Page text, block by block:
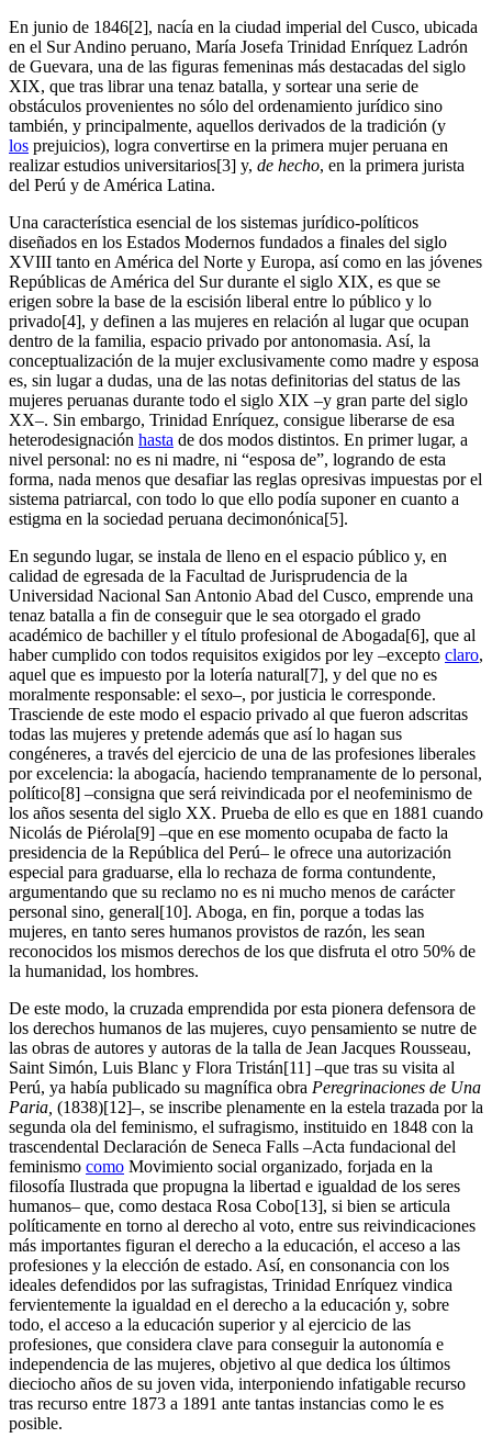
En junio de 1846[2], nacía en la ciudad imperial del Cusco, ubicada
en el Sur Andino peruano, María Josefa Trinidad Enríquez Ladrón
de Guevara, una de las figuras femeninas más destacadas del siglo
XIX, que tras librar una tenaz batalla, y sortear una serie de
obstáculos provenientes no sólo del ordenamiento jurídico sino
también, y principalmente, aquellos derivados de la tradición (y
los prejuicios), logra convertirse en la primera mujer peruana en
realizar estudios universitarios[3] y, de hecho, en la primera jurista
del Perú y de América Latina.
Una característica esencial de los sistemas jurídico-políticos
diseñados en los Estados Modernos fundados a finales del siglo
XVIII tanto en América del Norte y Europa, así como en las jóvenes
Repúblicas de América del Sur durante el siglo XIX, es que se
erigen sobre la base de la escisión liberal entre lo público y lo
privado[4], y definen a las mujeres en relación al lugar que ocupan
dentro de la familia, espacio privado por antonomasia. Así, la
conceptualización de la mujer exclusivamente como madre y esposa
es, sin lugar a dudas, una de las notas definitorias del status de las
mujeres peruanas durante todo el siglo XIX –y gran parte del siglo
XX–. Sin embargo, Trinidad Enríquez, consigue liberarse de esa
heterodesignación hasta de dos modos distintos. En primer lugar, a
nivel personal: no es ni madre, ni “esposa de”, logrando de esta
forma, nada menos que desafiar las reglas opresivas impuestas por el
sistema patriarcal, con todo lo que ello podía suponer en cuanto a
estigma en la sociedad peruana decimonónica[5].
En segundo lugar, se instala de lleno en el espacio público y, en
calidad de egresada de la Facultad de Jurisprudencia de la
Universidad Nacional San Antonio Abad del Cusco, emprende una
tenaz batalla a fin de conseguir que le sea otorgado el grado
académico de bachiller y el título profesional de Abogada[6], que al
haber cumplido con todos requisitos exigidos por ley –excepto claro,
aquel que es impuesto por la lotería natural[7], y del que no es
moralmente responsable: el sexo–, por justicia le corresponde.
Trasciende de este modo el espacio privado al que fueron adscritas
todas las mujeres y pretende además que así lo hagan sus
congéneres, a través del ejercicio de una de las profesiones liberales
por excelencia: la abogacía, haciendo tempranamente de lo personal,
político[8] –consigna que será reivindicada por el neofeminismo de
los años sesenta del siglo XX. Prueba de ello es que en 1881 cuando
Nicolás de Piérola[9] –que en ese momento ocupaba de facto la
presidencia de la República del Perú– le ofrece una autorización
especial para graduarse, ella lo rechaza de forma contundente,
argumentando que su reclamo no es ni mucho menos de carácter
personal sino, general[10]. Aboga, en fin, porque a todas las
mujeres, en tanto seres humanos provistos de razón, les sean
reconocidos los mismos derechos de los que disfruta el otro 50% de
la humanidad, los hombres.
De este modo, la cruzada emprendida por esta pionera defensora de
los derechos humanos de las mujeres, cuyo pensamiento se nutre de
las obras de autores y autoras de la talla de Jean Jacques Rousseau,
Saint Simón, Luis Blanc y Flora Tristán[11] –que tras su visita al
Perú, ya había publicado su magnífica obra Peregrinaciones de Una
Paria, (1838)[12]–, se inscribe plenamente en la estela trazada por la
segunda ola del feminismo, el sufragismo, instituido en 1848 con la
trascendental Declaración de Seneca Falls –Acta fundacional del
feminismo como Movimiento social organizado, forjada en la
filosofía Ilustrada que propugna la libertad e igualdad de los seres
humanos– que, como destaca Rosa Cobo[13], si bien se articula
políticamente en torno al derecho al voto, entre sus reivindicaciones
más importantes figuran el derecho a la educación, el acceso a las
profesiones y la elección de estado. Así, en consonancia con los
ideales defendidos por las sufragistas, Trinidad Enríquez vindica
fervientemente la igualdad en el derecho a la educación y, sobre
todo, el acceso a la educación superior y al ejercicio de las
profesiones, que considera clave para conseguir la autonomía e
independencia de las mujeres, objetivo al que dedica los últimos
dieciocho años de su joven vida, interponiendo infatigable recurso
tras recurso entre 1873 a 1891 ante tantas instancias como le es
posible.